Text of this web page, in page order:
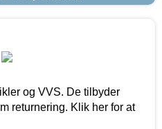
og VVS. De tilbyder
returnering. Klik her for at